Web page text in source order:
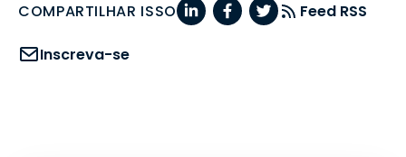
COMPARTILHAR ISSO Feed RSS
Inscreva-se